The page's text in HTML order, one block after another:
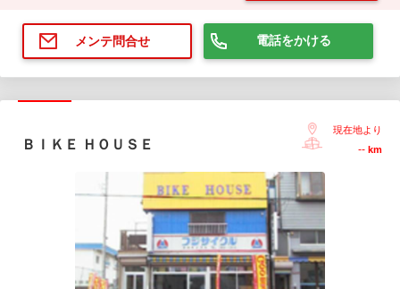
メンテ問合せ 電話をかける
ＢＩＫＥ ＨＯＵＳＥ
現在地より
-- km